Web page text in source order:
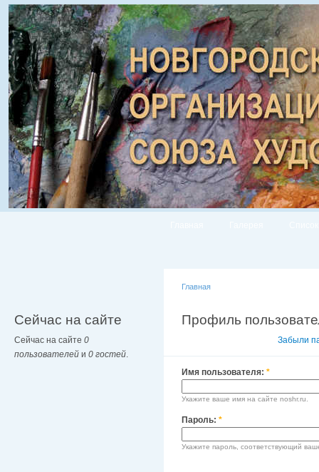
Сейчас на сайте
Сейчас на сайте 0
пользователей и 0 гостей.
Главная
Профиль
Забыли
Имя пользователя: *
Укажите ваше имя на сайте noshr.ru.
Пароль: *
Укажите пароль, соответствующий